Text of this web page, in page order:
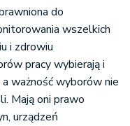
inspektora pracy
do
wszelkich
i zdrowiu
pracy wybierają i
a ważność wyborów nie
Mają oni prawo
urządzeń